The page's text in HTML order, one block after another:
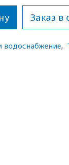
Заказ в
водоснабжение,